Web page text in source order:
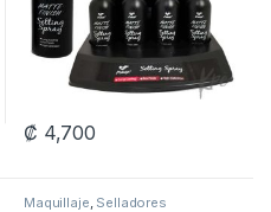
₡ 4,700
Maquillaje, Selladores